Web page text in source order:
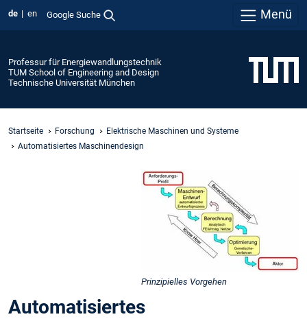
de en Google Suche Menü
Professur für Energiewandlungstechnik
TUM School of Engineering and Design
Technische Universität München
Startseite Forschung
Elektrische Maschinen und Systeme
Automatisiertes Maschinendesign
Prinzipielles Vorgehen
Automatisiertes